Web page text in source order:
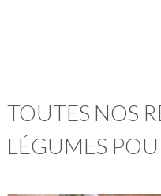
TOUTES NOS
LÉGUMES